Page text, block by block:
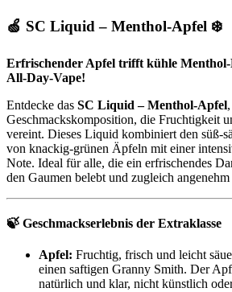
🍏 SC Liquid – Menthol-Apfel ❄️
Erfrischender Apfel trifft kühle
All-Day-Vape!
Entdecke das SC Liquid – Menthol-Apfel
Geschmackskomposition, die Fruchtigkeit
vereint. Dieses Liquid kombiniert den süß-
von knackig-grünen Äpfeln mit einer
Note. Ideal für alle, die ein erfrischendes
den Gaumen belebt und zugleich angenehm
🍃 Geschmackserlebnis der Extraklasse
Apfel: Fruchtig, frisch und leicht
einen saftigen Granny Smith. Der
natürlich und klar, nicht künstlich